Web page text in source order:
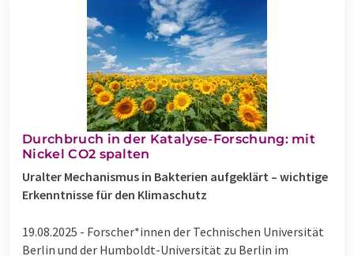
Durchbruch in der Katalyse-Forschung: mit
Nickel CO2 spalten
Uralter Mechanismus in Bakterien aufgeklärt – wichtige
Erkenntnisse für den Klimaschutz
19.08.2025 - Forscher*innen der Technischen Universität
Berlin und der Humboldt-Universität zu Berlin im